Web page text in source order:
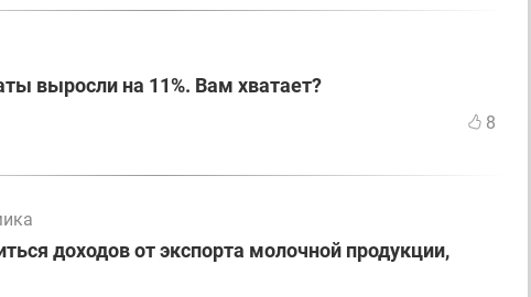
выросли на 11%. Вам хватает?
8
доходов от экспорта молочной продукции,